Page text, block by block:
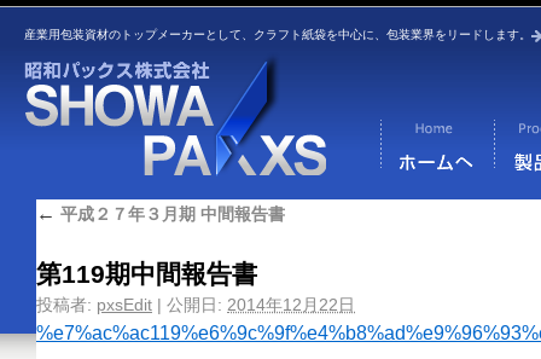
産業用包装資材のトップメーカーとして、クラフト紙袋を中心に、包装業界をリードします。
← 平成２７年３月期 中間報告書
第119期中間報告書
投稿者: pxsEdit | 公開日: 2014年12月22日